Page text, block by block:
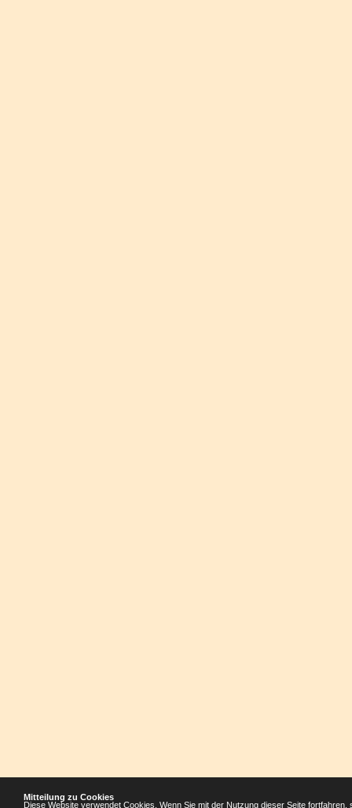
Mitteilung zu Cookies
Diese Website verwendet Cookies. Wenn Sie mit der Nutzung dieser Seite